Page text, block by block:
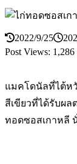
2022/9/25
Post Views: 1,286
แมคโดนัลที่ไต้ห
สีเขียวที่ได้รับผ
ทอดซอสเกาหลี